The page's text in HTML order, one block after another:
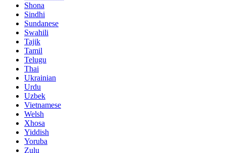
Shona
Sindhi
Sundanese
Swahili
Tajik
Tamil
Telugu
Thai
Ukrainian
Urdu
Uzbek
Vietnamese
Welsh
Xhosa
Yiddish
Yoruba
Zulu